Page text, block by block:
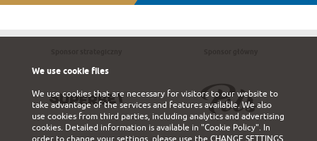
We use cookie files
We use cookies that are necessary for visitors to our website to
take advantage of the services and features available. We also
use cookies from third parties, including analytics and advertising
cookies. Detailed information is available in "Cookie Policy". In